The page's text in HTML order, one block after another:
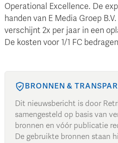
Operational Excellence. De
handen van E Media Groep
verschijnt 2x per jaar in een
De kosten voor 1/1 FC
BRONNEN &
Dit nieuwsbericht is door
samengesteld op basis van
bronnen en vóór publicatie
De gebruikte bronnen staan